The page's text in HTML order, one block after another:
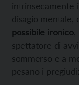
intrinsecamente
disagio mentale,
possibile ironico
spettatore di
sommerso e a
pesano i